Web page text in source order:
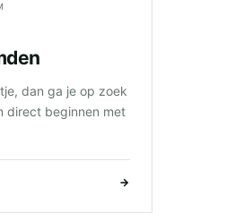
dan ga je op zoek
direct beginnen met
→